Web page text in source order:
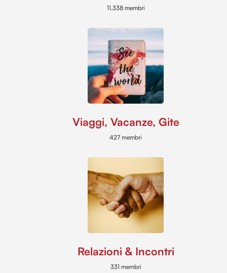
11.338 membri
Viaggi, Vacanze, Gite
427 membri
Relazioni & Incontri
331 membri